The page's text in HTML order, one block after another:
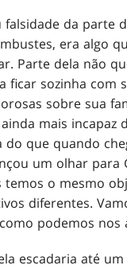
da parte
era algo
Parte dela não
ficar sozinha com
sobre sua
mais incapaz
do que quando
um olhar para
temos o mesmo
diferentes.
podemos nos
escadaria até